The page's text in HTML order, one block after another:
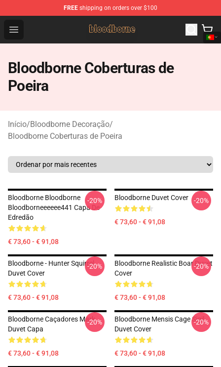
FREE shipping on orders over $100
Open menu
Bloodborne Shop - Official Bloodborne Merchandise
Bloodborne Coberturas de
Poeira
Início/Bloodborne Decoração/
Bloodborne Coberturas de Poeira
Bloodborne Bloodborne
Bloodborneeeeee441 Capa De
Edredão
€ 73,60 - € 91,08
-20% Bloodborne Duvet Cover
€ 73,60 - € 91,08
-20%
Bloodborne - Hunter Squirrel
Duvet Cover
€ 73,60 - € 91,08
-20%
Bloodborne Realistic Boar Duvet
Cover
€ 73,60 - € 91,08
-20%
Bloodborne Caçadores Mark
Duvet Capa
€ 73,60 - € 91,08
-20%
Bloodborne Mensis Cage Sigil
Duvet Cover
€ 73,60 - € 91,08
-20%